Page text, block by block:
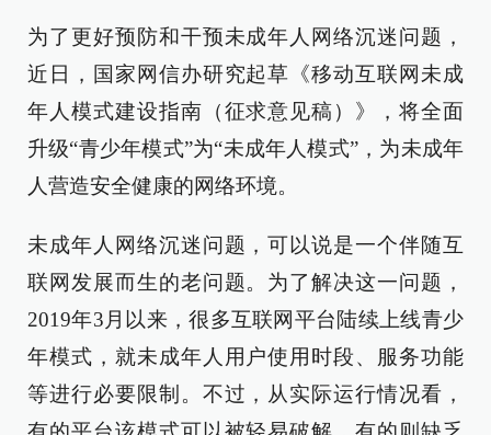
为了更好预防和干预未成年人网络沉迷问题，
近日，国家网信办研究起草《移动互联网未成
年人模式建设指南（征求意见稿）》，将全面
升级“青少年模式”为“未成年人模式”，为未成年
人营造安全健康的网络环境。
未成年人网络沉迷问题，可以说是一个伴随互
联网发展而生的老问题。为了解决这一问题，
2019年3月以来，很多互联网平台陆续上线青少
年模式，就未成年人用户使用时段、服务功能
等进行必要限制。不过，从实际运行情况看，